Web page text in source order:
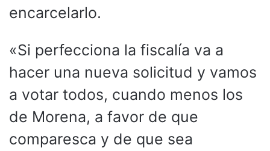
encarcelarlo.
«Si perfecciona la fiscalía va a
hacer una nueva solicitud y vamos
a votar todos, cuando menos los
de Morena, a favor de que
comparesca y de que sea